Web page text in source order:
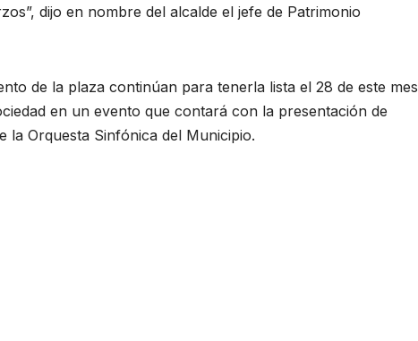
dijo en nombre del alcalde el jefe de Patrimonio
de la plaza continúan para tenerla lista el 28 de este mes
en un evento que contará con la presentación de
la Orquesta Sinfónica del Municipio.